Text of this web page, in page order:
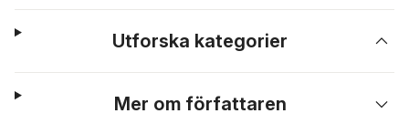
Utforska kategorier
Mer om författaren